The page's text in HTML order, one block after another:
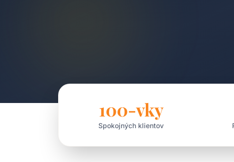
100-vky
Spokojných klientov